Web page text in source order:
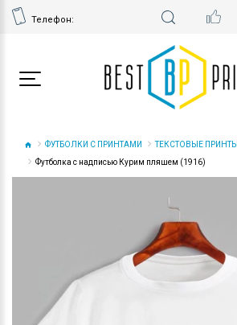
Телефон:
ФУТБОЛКИ С ПРИНТАМИ
ТЕКСТОВЫЕ ПРИНТЫ
Футболка с надписью Курим пляшем (1916)